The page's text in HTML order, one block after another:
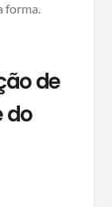
forma.
de
do